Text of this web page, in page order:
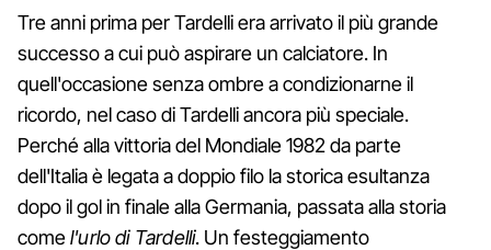
Tre anni prima per Tardelli era arrivato il più grande
successo a cui può aspirare un calciatore. In
quell'occasione senza ombre a condizionarne il
ricordo, nel caso di Tardelli ancora più speciale.
Perché alla vittoria del Mondiale 1982 da parte
dell'Italia è legata a doppio filo la storica esultanza
dopo il gol in finale alla Germania, passata alla storia
comel'urlo di Tardelli. Un festeggiamento